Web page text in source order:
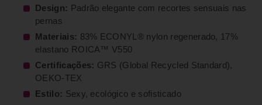
Design:
Padrão elegante com recortes sensuais nas
pernas
Materiais: 83% ECONYL® nylon regenerado, 17%
elastano ROICA™ V550
Certificações: GRS (Global Recycled Standard),
OEKO-TEX
Estilo: Sexy, ecológico e sofisticado